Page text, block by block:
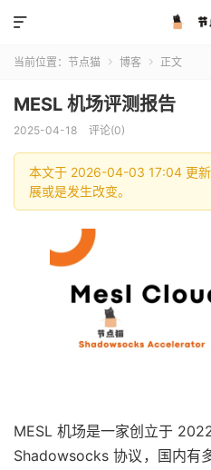

当前位置： 节点猫  博客  正文
MESL 机场评测报告
2025-04-18 评论(0)
本文于 2026-04-03 17:04 更
展或是发生改变。
MESL 机场是一家创立于
Shadowsocks 协议，国内有